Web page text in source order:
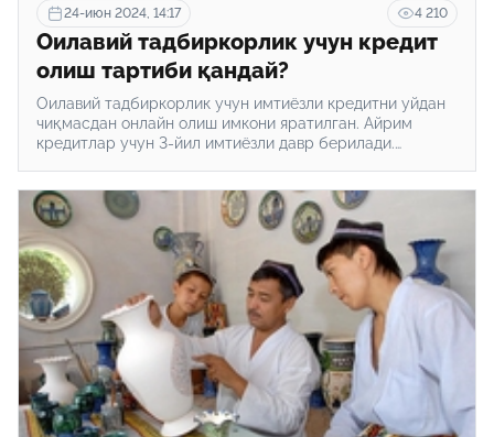
24-июн 2024, 14:17 4 210
Оилавий тадбиркорлик учун кредит
олиш тартиби қандай?
Оилавий тадбиркорлик учун имтиёзли кредитни уйдан
чиқмасдан онлайн олиш имкони яратилган. Айрим
кредитлар учун 3-йил имтиёзли давр берилади.
маълумотларни тақдим этади.